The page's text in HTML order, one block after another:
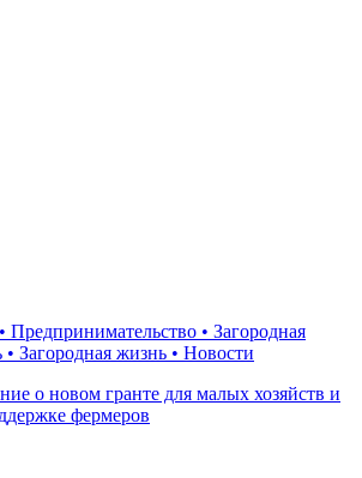
Предпринимательство • Загородная
Загородная жизнь • Новости
о новом гранте для малых хозяйств и
фермеров